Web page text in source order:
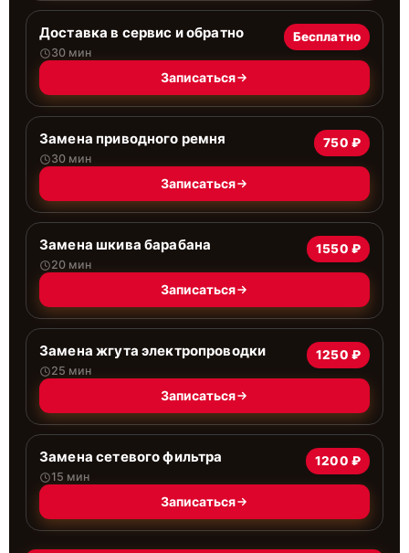
Доставка в сервис и обратно
30 мин
Бесплатно
Записаться
Замена приводного ремня
30 мин
750 ₽
Записаться
Замена шкива барабана
20 мин
1550 ₽
Записаться
Замена жгута электропроводки
25 мин
1250 ₽
Записаться
Замена сетевого фильтра
15 мин
1200 ₽
Записаться